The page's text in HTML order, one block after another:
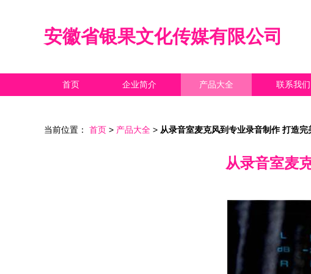
安徽省银果文化传媒有限公司
首页 企业简介 产品大全 联系我们
当前位置： 首页 > 产品大全 > 从录音室麦克风到专业录音制作 打造
从录音室麦